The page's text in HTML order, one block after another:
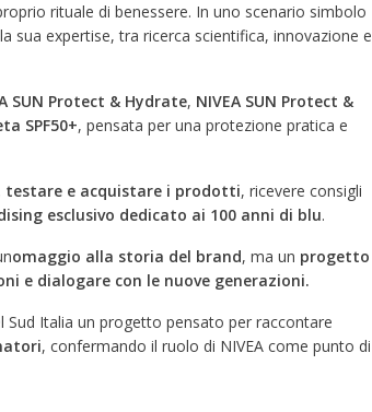
rituale di benessere. In uno scenario simbolo
sua expertise, tra ricerca scientifica, innovazione e
SUN Protect & Hydrate, NIVEA SUN Protect &
SPF50+, pensata per una protezione pratica e
testare e acquistare i prodotti, ricevere consigli
esclusivo dedicato ai 100 anni di blu.
omaggio alla storia del brand, ma un progetto
e dialogare con le nuove generazioni.
Italia un progetto pensato per raccontare
, confermando il ruolo di NIVEA come punto di